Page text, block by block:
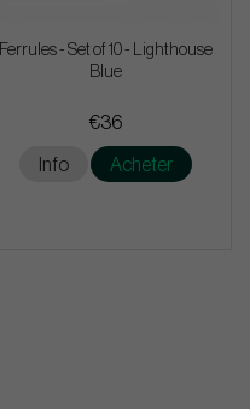
Ferrules - Set of 10 - Lighthouse
Blue
€36
Info Acheter